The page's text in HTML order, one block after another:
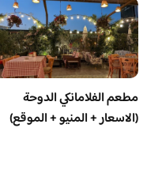
مطعم الفلامانكي الدوحة
(الاسعار + المنيو + الموقع)